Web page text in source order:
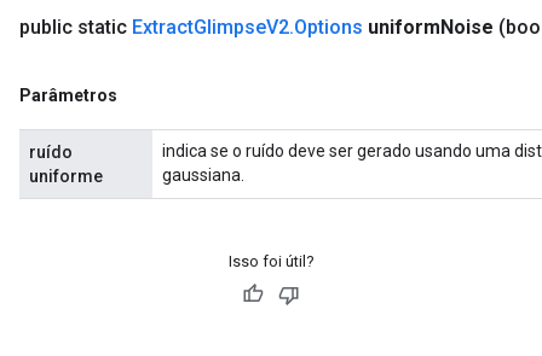
public static ExtractGlimpseV2.Options uniformNoise
Parâmetros
ruído
uniforme
indica se o ruído deve ser gerado usando uma
gaussiana.
Isso foi útil?